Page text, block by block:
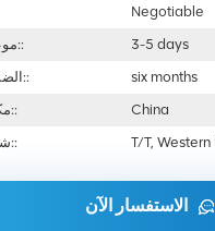
Negotiable
موعد التسليم::
3-5 days
الضمان الوقت::
six months
مكان المنشأ::
China
شروط الدفع::
T/T,
الاستفسار الآن